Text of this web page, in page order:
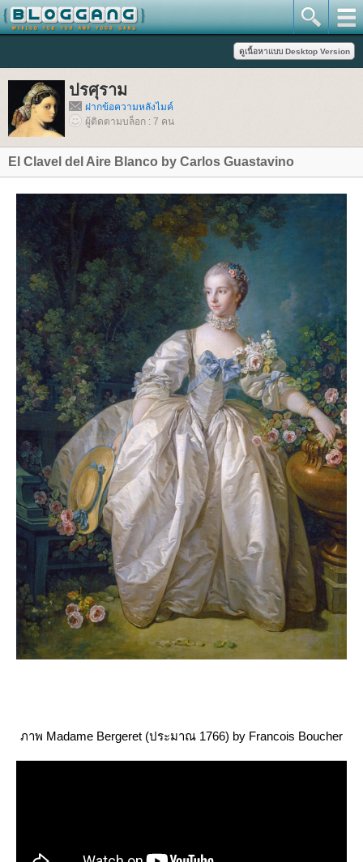
ปรศุราม
ฝากข้อความหลังไมค์
ผู้ติดตามบล็อก : 7 คน
El Clavel del Aire Blanco by Carlos Guastavino
ภาพ Madame Bergeret (ประมาณ 1766) by Francois Boucher